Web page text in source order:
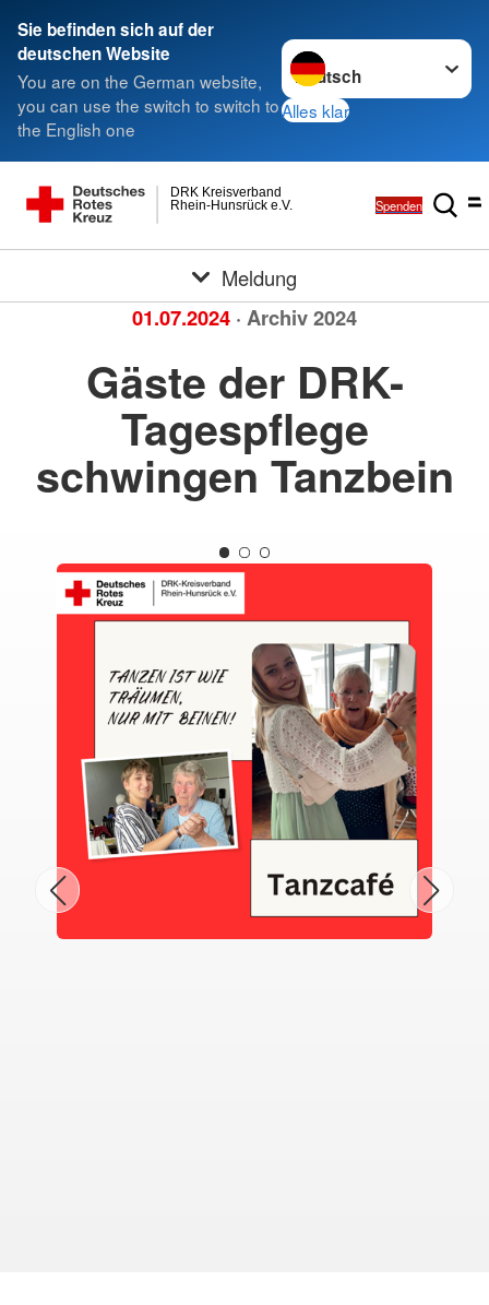
Sie befinden sich auf der
deutschen Website
You are on the German website,
you can use the switch to switch to
the English one
Sprache wechseln zu
Alles klar
Rhein-Hunsrück e.V.
DRK Kreisverband
Spenden
Meldung
01.07.2024 · Archiv 2024
Gäste der DRK-
Tagespflege
schwingen Tanzbein